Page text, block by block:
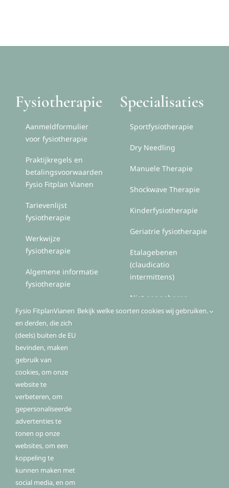
Fysiotherapie
Aanmeldformulier
voor fysiotherapie
Praktijkregels en
betalingsvoorwaarden
Fysio Fitplan Vianen
Tarievenlijst
fysiotherapie
Werkwijze
fysiotherapie
Algemene informatie
fysiotherapie
Specialisaties
Sportfysiotherapie
Dry Needling
Manuele Therapie
Shockwave Therapie
Kinderfysiotherapie
Geriatrie fysiotherapie
Etalagebenen
(claudicatio
intermittens)
Niet aangeboren
hersenletsel (NAH)
Algemeen
Contactgegevens
Openingstijden
Routebeschrijving
Fysio FitplanVianen
en derden, die zich
(deels) buiten de EU
bevinden, maken
gebruik van
cookies, om onze
website te
verbeteren, om
gepersonaliseerde
advertenties te
tonen op onze
websites, om een
koppeling te
kunnen maken met
social media, en om
Bekijk welke soorten cookies wij gebruiken.